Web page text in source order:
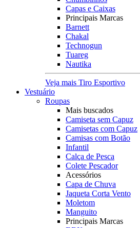
Capas e Caixas
Principais Marcas
Barnett
Chakal
Technogun
Tuareg
Nautika
Veja mais Tiro Esportivo
Vestuário
Roupas
Mais buscados
Camiseta sem Capuz
Camisetas com Capuz
Camisas com Botão
Infantil
Calça de Pesca
Colete Pescador
Acessórios
Capa de Chuva
Jaqueta Corta Vento
Moletom
Manguito
Principais Marcas